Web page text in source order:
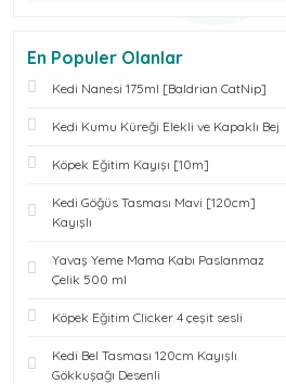
En Populer Olanlar
Kedi Nanesi 175ml [Baldrian CatNip]
Kedi Kumu Küreği Elekli ve Kapaklı Bej
Köpek Eğitim Kayışı [10m]
Kedi Göğüs Tasması Mavi [120cm]
Kayışlı
Yavaş Yeme Mama Kabı Paslanmaz
Çelik 500 ml
Köpek Eğitim Clicker 4 çeşit sesli
Kedi Bel Tasması 120cm Kayışlı
Gökkuşağı Desenli